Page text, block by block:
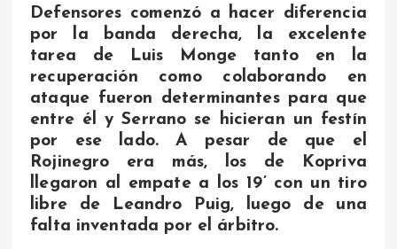
Defensores comenzó a hacer diferencia
por la banda derecha, la excelente
tarea de Luis Monge tanto en la
recuperación como colaborando en
ataque fueron determinantes para que
entre él y Serrano se hicieran un festín
por ese lado. A pesar de que el
Rojinegro era más, los de Kopriva
llegaron al empate a los 19’ con un tiro
libre de Leandro Puig, luego de una
falta inventada por el árbitro.